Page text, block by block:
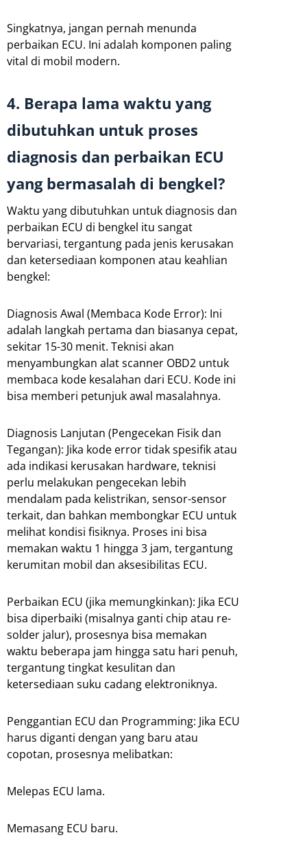
Singkatnya, jangan pernah menunda
perbaikan ECU. Ini adalah komponen paling
vital di mobil modern.
4. Berapa lama waktu yang
dibutuhkan untuk proses
diagnosis dan perbaikan ECU
yang bermasalah di bengkel?
Waktu yang dibutuhkan untuk diagnosis dan
perbaikan ECU di bengkel itu sangat
bervariasi, tergantung pada jenis kerusakan
dan ketersediaan komponen atau keahlian
bengkel:
Diagnosis Awal (Membaca Kode Error): Ini
adalah langkah pertama dan biasanya cepat,
sekitar 15-30 menit. Teknisi akan
menyambungkan alat scanner OBD2 untuk
membaca kode kesalahan dari ECU. Kode ini
bisa memberi petunjuk awal masalahnya.
Diagnosis Lanjutan (Pengecekan Fisik dan
Tegangan): Jika kode error tidak spesifik atau
ada indikasi kerusakan hardware, teknisi
perlu melakukan pengecekan lebih
mendalam pada kelistrikan, sensor-sensor
terkait, dan bahkan membongkar ECU untuk
melihat kondisi fisiknya. Proses ini bisa
memakan waktu 1 hingga 3 jam, tergantung
kerumitan mobil dan aksesibilitas ECU.
Perbaikan ECU (jika memungkinkan): Jika ECU
bisa diperbaiki (misalnya ganti chip atau re-
solder jalur), prosesnya bisa memakan
waktu beberapa jam hingga satu hari penuh,
tergantung tingkat kesulitan dan
ketersediaan suku cadang elektroniknya.
Penggantian ECU dan Programming: Jika ECU
harus diganti dengan yang baru atau
copotan, prosesnya melibatkan:
Melepas ECU lama.
Memasang ECU baru.